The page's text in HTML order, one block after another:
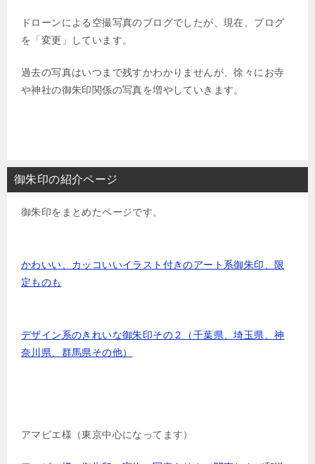
ドローンによる空撮写真のブログでしたが、現在、ブログ
を「変更」しています。
過去の写真はいつまで残すかわかりませんが、徐々にお寺
や神社の御朱印関係の写真を増やしていきます。
御朱印の紹介ページ
御朱印をまとめたページです。
かわいい、カッコいいイラスト付きのアート系御朱印、限
定ものも
デザイン系のきれいな御朱印その２（千葉県、埼玉県、神
奈川県、群馬県その他）
アマビエ様（東京中心になってます）